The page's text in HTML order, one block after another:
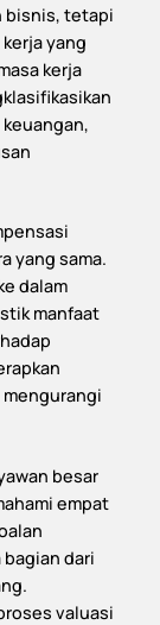
bisnis, tetapi
yang
kerja
yang sama.
dalam
manfaat
besar
empat
dari
valuasi